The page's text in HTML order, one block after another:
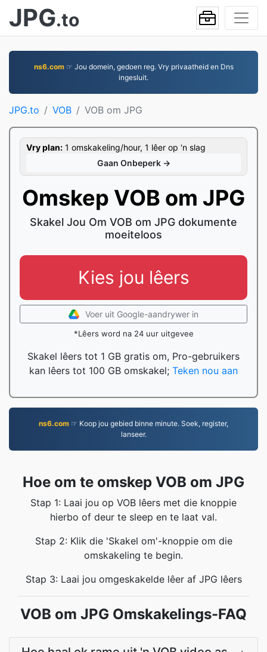
JPG.to
ns6.com☞ Jou domein, gedoen reg. Vry privaatheid en Dns
ingesluit.
JPG.to VOB VOB om JPG
Vry plan: 1 omskakeling/hour, 1 lêer op 'n slag
Gaan Onbeperk →
Omskep VOB om JPG
Skakel Jou Om VOB om JPG dokumente
moeiteloos
Kies jou lêers
Voer uit Google-aandrywer in
*Lêers word na 24 uur uitgevee
Skakel lêers tot 1 GB gratis om, Pro-gebruikers
kan lêers tot 100 GB omskakel; Teken nou aan
ns6.com ☞ Koop jou gebied binne minute. Soek, register,
lanseer.
Hoe om te omskep VOB om JPG
Stap 1: Laai jou op VOB lêers met die knoppie
hierbo of deur te sleep en te laat val.
Stap 2: Klik die 'Skakel om'-knoppie om die
omskakeling te begin.
Stap 3: Laai jou omgeskakelde lêer af JPG lêers
VOB om JPG Omskakelings-FAQ